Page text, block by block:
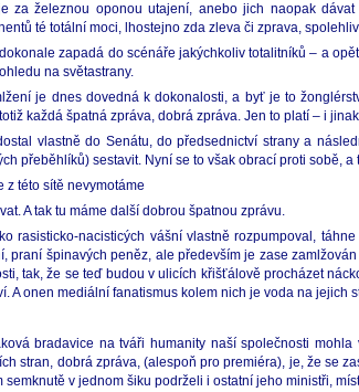
za železnou oponou utajení, anebo jich naopak
té totální moci, lhostejno zda zleva či zprava,
zapadá do scénáře jakýchkoliv totalitníků – a
na světastrany.
je dnes dovedná k dokonalosti, a byť je to
každá špatná zpráva, dobrá zpráva. Jen to platí – i
vlastně do Senátu, do předsednictví strany a
přeběhlíků) sestavit. Nyní se to však obrací proti sobě,
z této sítě nevymotáme
A tak tu máme další dobrou špatnou zprávu.
rasisticko-nacisticých vášní vlastně rozpumpoval,
praní špinavých peněz, ale především je zase
tak, že se teď budou v ulicích křišťálově procházet
A onen mediální fanatismus kolem nich je voda na jejich
bradavice na tváři humanity naší společnosti
stran, dobrá zpráva, (alespoň pro premiéra), je, že se
semknutě v jednom šiku podrželi i ostatní jeho ministři,